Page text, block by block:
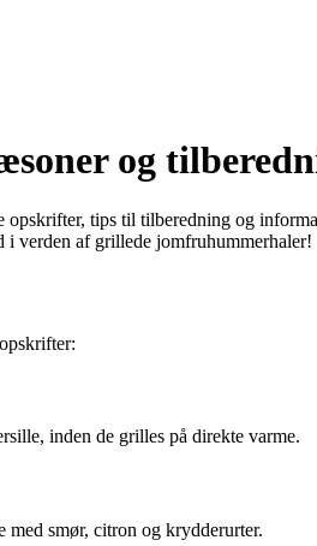
og
tips til tilberedning og
verden af grillede jomfruhummerhaler!
inden de grilles på direkte varme.
smør, citron og krydderurter.